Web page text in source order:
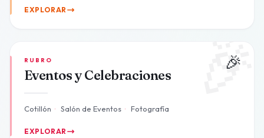
EXPLORAR
🎉
RUBRO
Eventos y Celebraciones
Cotillón · Salón de Eventos · Fotografía
EXPLORAR